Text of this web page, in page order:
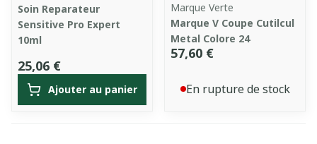
Soin Reparateur
Sensitive Pro Expert
10ml
25,06 €
Ajouter au panier
Marque Verte
Marque V Coupe Cutilcul
Metal Colore 24
57,60 €
En rupture de stock